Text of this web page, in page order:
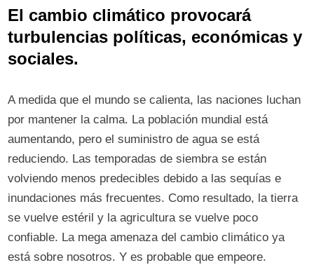
El cambio climático provocará
turbulencias políticas, económicas y
sociales.
A medida que el mundo se calienta, las naciones luchan
por mantener la calma. La población mundial está
aumentando, pero el suministro de agua se está
reduciendo. Las temporadas de siembra se están
volviendo menos predecibles debido a las sequías e
inundaciones más frecuentes. Como resultado, la tierra
se vuelve estéril y la agricultura se vuelve poco
confiable. La mega amenaza del cambio climático ya
está sobre nosotros. Y es probable que empeore.